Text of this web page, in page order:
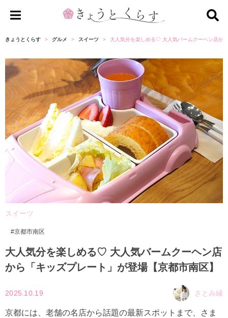
ょ
く
ら
す
きょうとくらす グルメ スイーツ 大人気分を楽しめる♡ 大人気バームクーヘン店か
スイーツ
京都市南区
大人気分を楽しめる♡ 大人気バームクーヘン店
から「キッズプレート」が登場【京都市南区】
2025.10.19 さとみ縁
京都には、老舗の名店から話題の最新スポットまで、さま